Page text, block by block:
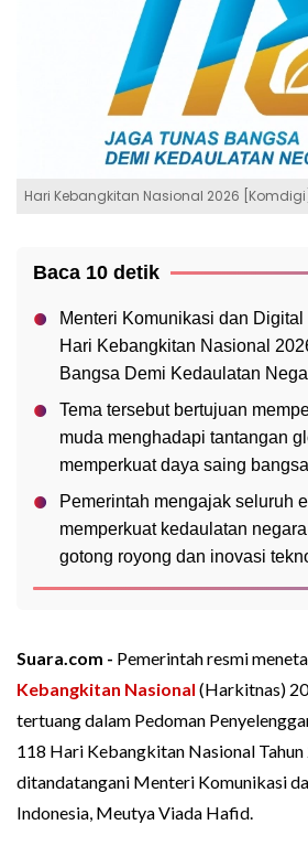
Hari Kebangkitan Nasional 2026 [Komdigi]
Baca 10 detik
Menteri Komunikasi dan
Hari Kebangkitan Nasional
Bangsa Demi Kedaulatan
Tema tersebut bertujuan
muda menghadapi tantangan
memperkuat daya saing
Pemerintah mengajak seluruh
memperkuat kedaulatan
gotong royong dan inovasi
Suara.com - Pemerintah resmi
Kebangkitan Nasional (Harkitnas)
tertuang dalam Pedoman
118 Hari Kebangkitan Nasional Tahun
ditandatangani Menteri Komunikasi
Indonesia, Meutya Viada Hafid.